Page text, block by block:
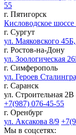
55
г. Пятигорск
Кисловодское
г. Сургут
ул. Маяковского
г. Ростов-на-Дону
ул. Зоологическая
г. Симферополь
ул. Героев
г. Саранск
ул. Строительная 2В
+7(987) 076-45-55
г. Оренбург
ул. Аксакова 8/9
Мы в соцсетях: